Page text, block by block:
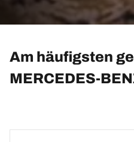
Am häufigsten
MERCEDES-